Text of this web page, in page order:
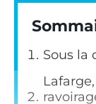
Sous la